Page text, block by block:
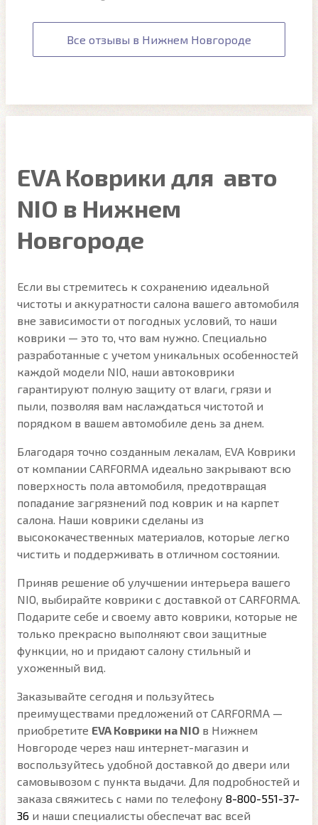
Все отзывы в Нижнем Новгороде
EVA Коврики для авто
NIO в Нижнем
Новгороде
Если вы стремитесь к сохранению идеальной
чистоты и аккуратности салона вашего автомобиля
вне зависимости от погодных условий, то наши
коврики — это то, что вам нужно. Специально
разработанные с учетом уникальных особенностей
каждой модели NIO, наши автоковрики
гарантируют полную защиту от влаги, грязи и
пыли, позволяя вам наслаждаться чистотой и
порядком в вашем автомобиле день за днем.
Благодаря точно созданным лекалам, EVA Коврики
от компании CARFORMA идеально закрывают всю
поверхность пола автомобиля, предотвращая
попадание загрязнений под коврик и на карпет
салона. Наши коврики сделаны из
высококачественных материалов, которые легко
чистить и поддерживать в отличном состоянии.
Приняв решение об улучшении интерьера вашего
NIO, выбирайте коврики с доставкой от CARFORMA.
Подарите себе и своему авто коврики, которые не
только прекрасно выполняют свои защитные
функции, но и придают салону стильный и
ухоженный вид.
Заказывайте сегодня и пользуйтесь
преимуществами предложений от CARFORMA —
приобретите EVA Коврики на NIO в Нижнем
Новгороде через наш интернет-магазин и
воспользуйтесь удобной доставкой до двери или
самовывозом с пункта выдачи. Для подробностей и
заказа свяжитесь с нами по телефону 8-800-551-37-
36 и наши специалисты обеспечат вас всей